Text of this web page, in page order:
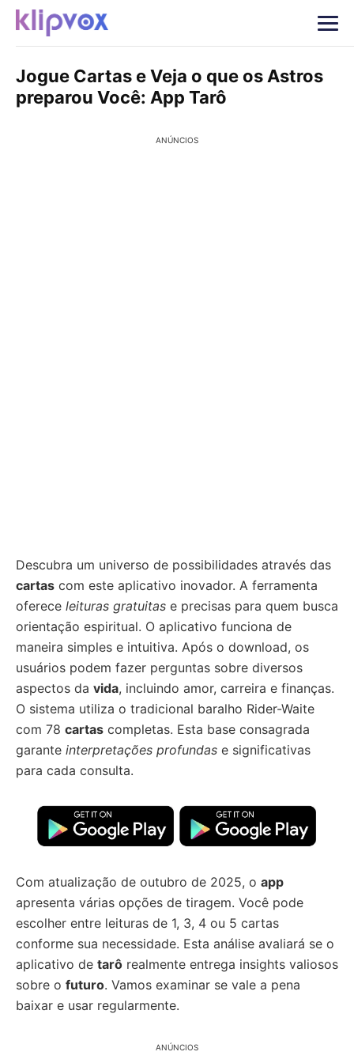
Jogue Cartas e Veja o que os Astros
preparou Você: App Tarô
ANÚNCIOS
Descubra um universo de possibilidades através das
cartas com este aplicativo inovador. A ferramenta
oferece leituras gratuitas e precisas para quem busca
orientação espiritual. O aplicativo funciona de
maneira simples e intuitiva. Após o download, os
usuários podem fazer perguntas sobre diversos
aspectos da vida, incluindo amor, carreira e finanças.
O sistema utiliza o tradicional baralho Rider-Waite
com 78 cartas completas. Esta base consagrada
garante interpretações profundas e significativas
para cada consulta.
Com atualização de outubro de 2025, o app
apresenta várias opções de tiragem. Você pode
escolher entre leituras de 1, 3, 4 ou 5 cartas
conforme sua necessidade. Esta análise avaliará se o
aplicativo de tarô realmente entrega insights valiosos
sobre o futuro. Vamos examinar se vale a pena
baixar e usar regularmente.
ANÚNCIOS